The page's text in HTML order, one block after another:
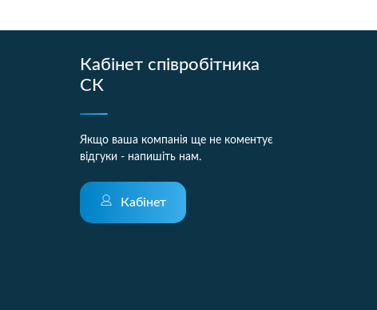
Кабінет співробітника
СК
Якщо ваша компанія ще не коментує
відгуки - напишіть нам.
Кабінет